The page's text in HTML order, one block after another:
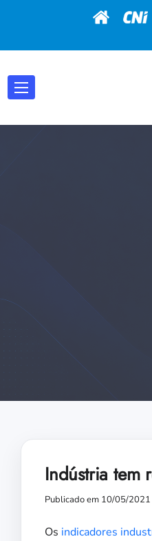
Indústria tem
Publicado em 10/05/2021
Os indicadores